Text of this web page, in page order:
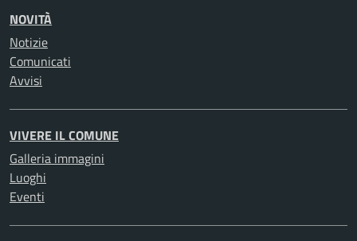
NOVITÀ
Notizie
Comunicati
Avvisi
VIVERE IL COMUNE
Galleria immagini
Luoghi
Eventi